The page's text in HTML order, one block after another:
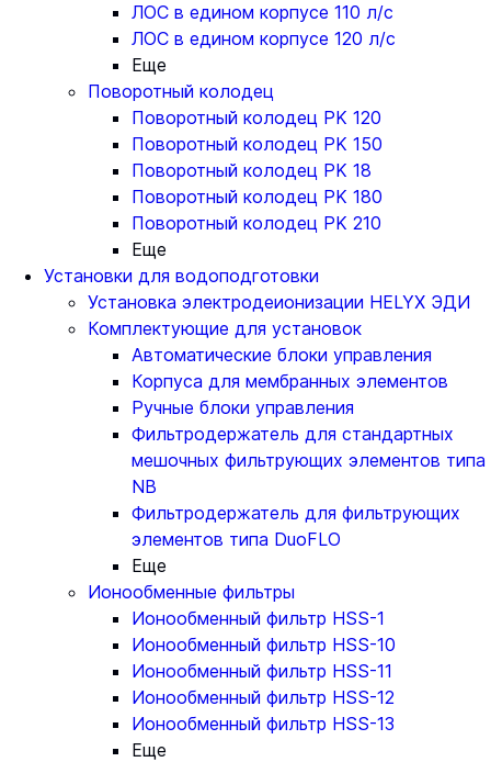
ЛОС в едином корпусе 110 л/с
ЛОС в едином корпусе 120 л/с
Еще
Поворотный колодец
Поворотный колодец PK 120
Поворотный колодец PK 150
Поворотный колодец PK 18
Поворотный колодец PK 180
Поворотный колодец PK 210
Еще
Установки для водоподготовки
Установка электродеионизации HELYX ЭДИ
Комплектующие для установок
Автоматические блоки управления
Корпуса для мембранных элементов
Ручные блоки управления
Фильтродержатель для стандартных
мешочных фильтрующих элементов типа
NB
Фильтродержатель для фильтрующих
элементов типа DuoFLO
Еще
Ионообменные фильтры
Ионообменный фильтр HSS-1
Ионообменный фильтр HSS-10
Ионообменный фильтр HSS-11
Ионообменный фильтр HSS-12
Ионообменный фильтр HSS-13
Еще